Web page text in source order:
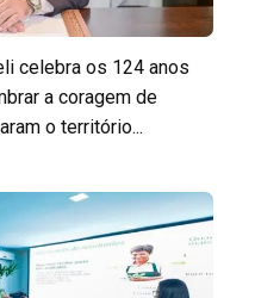
celebra os 124 anos
a coragem de
o território...